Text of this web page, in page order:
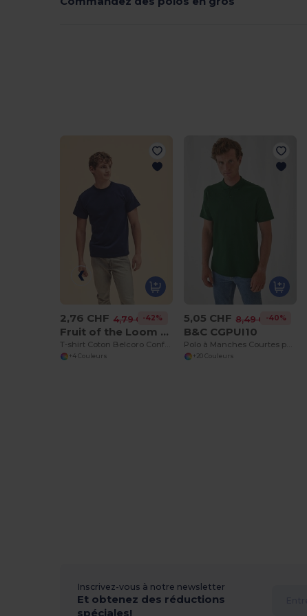
2,76 CHF 4,79 CHF
-42%
Fruit of the Loom SC61212
+4 Couleurs
5,05 CHF 8,49 CHF-40%
B&C CGPUI10
+20 Couleurs
Inscrivez-vous à notre newsletter
Et obtenez des réductions
spéciales!